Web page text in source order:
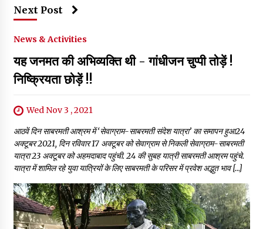
Next Post
News & Activities
यह जनमत की अभिव्यक्ति थी - गांधीजन चुप्पी तोड़ें !
निष्क्रियता छोड़ें !!
Wed Nov 3 , 2021
आठवें दिन साबरमती आश्रम में ‘सेवाग्राम-साबरमती संदेश यात्रा’ का समापन हुआ24
अक्टूबर 2021, दिन रविवार 17 अक्टूबर को सेवाग्राम से निकली सेवाग्राम-साबरमती
यात्रा 23 अक्टूबर को अहमदाबाद पहुंची. 24 की सुबह यात्री साबरमती आश्रम पहुंचे.
यात्रा में शामिल रहे युवा यात्रियों के लिए साबरमती के परिसर में प्रवेश अद्भुत भाव […]